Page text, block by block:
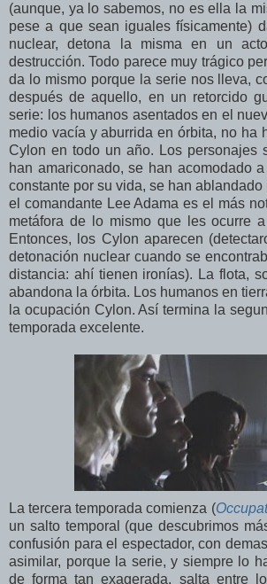
(aunque, ya lo sabemos, no es ella la
pese a que sean iguales físicamente)
nuclear, detona la misma en un
destrucción. Todo parece muy trágico
da lo mismo porque la serie nos lleva,
después de aquello, en un retorcido
serie: los humanos asentados en el
medio vacía y aburrida en órbita, no ha
Cylon en todo un año. Los personajes
han amariconado, se han acomodado
constante por su vida, se han
el comandante Lee Adama es el más
metáfora de lo mismo que les ocurre
Entonces, los Cylon aparecen
detonación nuclear cuando se
distancia: ahí tienen ironías). La flota,
abandona la órbita. Los humanos en
la ocupación Cylon. Así termina la
temporada excelente.
La tercera temporada comienza (
un salto temporal (que descubrimos
confusión para el espectador, con
asimilar, porque la serie, y siempre lo
de forma tan exagerada, salta entre